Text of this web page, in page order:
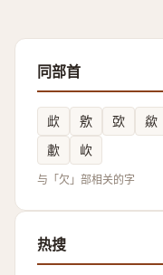
同部首
㰣 㰾 㰳 歘
歗
㰞
与「欠」部相关的字
热搜